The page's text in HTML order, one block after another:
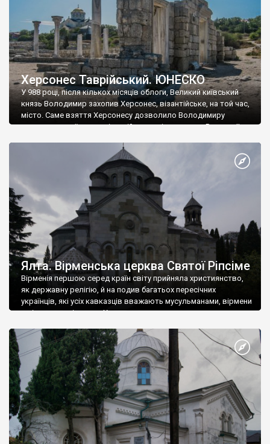
Херсонес Таврійський. ЮНЕСКО
У 988 році, після кількох місяців облоги, Великий київський
князь Володимир захопив Херсонес, візантійське, на той час,
місто. Саме взяття Херсонесу дозволило Володимиру
диктувати свої умови візантійському імператору Василю ІІ, та
Херсонесі Володимир-язичник, став Василем-християнином.
А потім було Хрещення Русі. На честь Херсонесу Таврійського
Ялта. Вірменська церква Святої Ріпсіме
Вірменія першою серед країн світу прийняла християнство,
як державну релігію, й на подив багатьох пересічних
українців, які усіх кавказців вважають мусульманами, вірмени
є відданими вірянами Христа